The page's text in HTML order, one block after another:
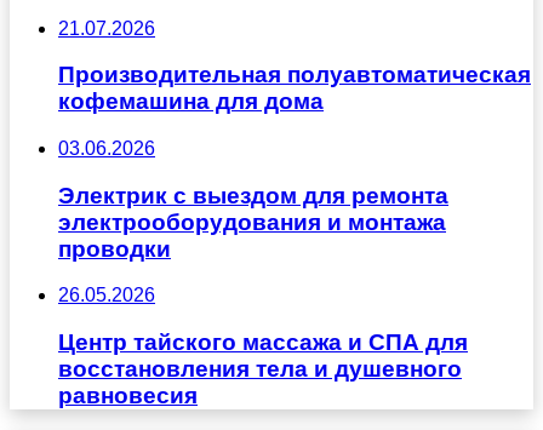
21.07.2026
Производительная полуавтоматическая
кофемашина для дома
03.06.2026
Электрик с выездом для ремонта
электрооборудования и монтажа
проводки
26.05.2026
Центр тайского массажа и СПА для
восстановления тела и душевного
равновесия